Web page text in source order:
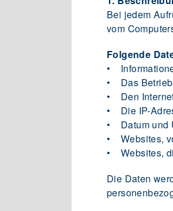
Bei jedem
vom
Folgende
•
• Das
• Den
• Die IP-
• Datum und
• Websites,
• Websites,
Die Daten